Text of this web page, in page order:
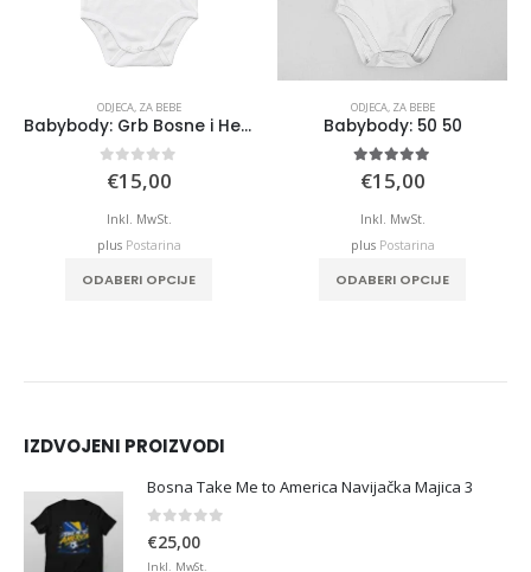
ODJECA, ZA BEBE
Babybody: Grb Bosne i Hercegovine
0out of 5
€15,00
Inkl. MwSt.
plus Postarina
ODABERI OPCIJE
ODJECA, ZA BEBE
Babybody: 50 50
5.00out of 5
€15,00
Inkl. MwSt.
plus Postarina
ODABERI OPCIJE
IZDVOJENI PROIZVODI
Bosna Take Me to America Navijačka Majica 3
0 out of 5
€25,00
Inkl. MwSt.